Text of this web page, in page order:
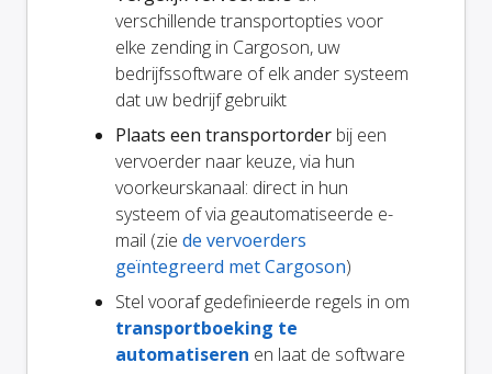
verschillende transportopties voor
elke zending in Cargoson, uw
bedrijfssoftware of elk ander systeem
dat uw bedrijf gebruikt
Plaats een transportorder bij een
vervoerder naar keuze, via hun
voorkeurskanaal: direct in hun
systeem of via geautomatiseerde e-
mail (zie de vervoerders
geïntegreerd met Cargoson)
Stel vooraf gedefinieerde regels in om
transportboeking te
automatiseren en laat de software